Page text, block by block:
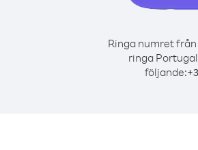
Ringa numret
ringa
följande:+